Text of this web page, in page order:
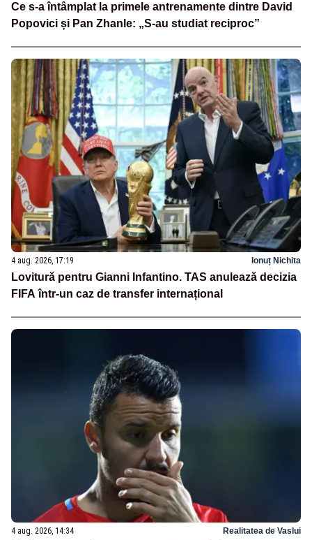
Ce s-a întâmplat la primele antrenamente dintre David
Popovici și Pan Zhanle: „S-au studiat reciproc”
4 aug. 2026, 17:19 Ionuț Nichita
Lovitură pentru Gianni Infantino. TAS anulează decizia
FIFA într-un caz de transfer internațional
4 aug. 2026, 14:34 Realitatea de Vaslui